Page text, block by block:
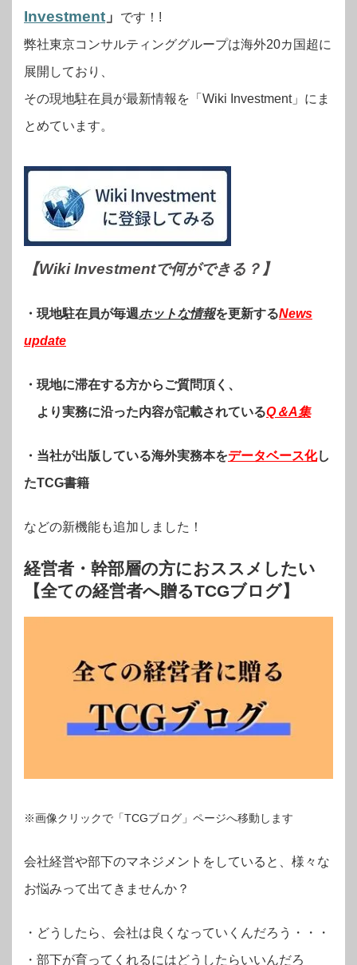
Investment 」
です！!
弊社東京コンサルティンググループは海外20カ国超に
展開しており、
その現地駐在員が最新情報を「Wiki Investment」にま
とめています。
【Wiki Investmentで何ができる？ 】
・現地駐在員が毎週ホットな情報を更新するNews
update
・現地に滞在する方からご質問頂く、
より実務に沿った内容が記載されているQ＆A集
・当社が出版している海外実務本をデータベース化し
たTCG書籍
などの新機能も追加しました！
経営者・幹部層の方におススメしたい
【全ての経営者へ贈るTCGブログ】
※画像クリックで「TCGブログ」ページへ移動します
会社経営や部下のマネジメントをしていると、様々な
お悩みって出てきませんか？
・ どうしたら、会社は良くなっていくんだろう・・・
・部下が育ってくれるにはどうしたらいいんだろ